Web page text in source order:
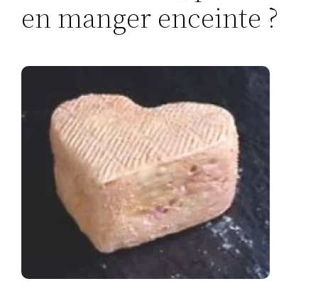
en manger enceinte ?